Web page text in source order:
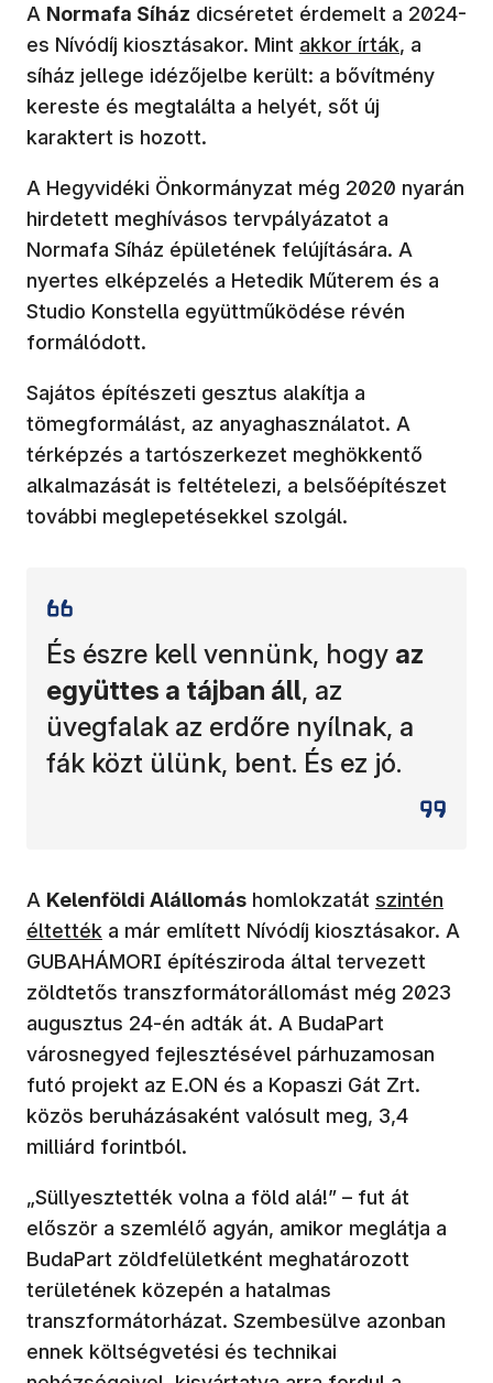
A Normafa Síház dicséretet érdemelt a 2024-
es Nívódíj kiosztásakor. Mint (új ablakban nyílik
akkor írták, a
síház jellege idézőjelbe került: a bővítmény
kereste és megtalálta a helyét, sőt új
karaktert is hozott.
A Hegyvidéki Önkormányzat még 2020 nyarán
hirdetett meghívásos tervpályázatot a
Normafa Síház épületének felújítására. A
nyertes elképzelés a Hetedik Műterem és a
Studio Konstella együttműködése révén
formálódott.
Sajátos építészeti gesztus alakítja a
tömegformálást, az anyaghasználatot. A
térképzés a tartószerkezet meghökkentő
alkalmazását is feltételezi, a belsőépítészet
további meglepetésekkel szolgál.
És észre kell vennünk, hogy az
együttes a tájban áll, az
üvegfalak az erdőre nyílnak, a
fák közt ülünk, bent. És ez jó.
A Kelenföldi Alállomás homlokzatát (új
szintén
éltették a már említett Nívódíj kiosztásakor. A
GUBAHÁMORI építésziroda által tervezett
zöldtetős transzformátorállomást még 2023
augusztus 24-én adták át. A BudaPart
városnegyed fejlesztésével párhuzamosan
futó projekt az E.ON és a Kopaszi Gát Zrt.
közös beruházásaként valósult meg, 3,4
milliárd forintból.
„Süllyesztették volna a föld alá!” – fut át
először a szemlélő agyán, amikor meglátja a
BudaPart zöldfelületként meghatározott
területének közepén a hatalmas
transzformátorházat. Szembesülve azonban
ennek költségvetési és technikai